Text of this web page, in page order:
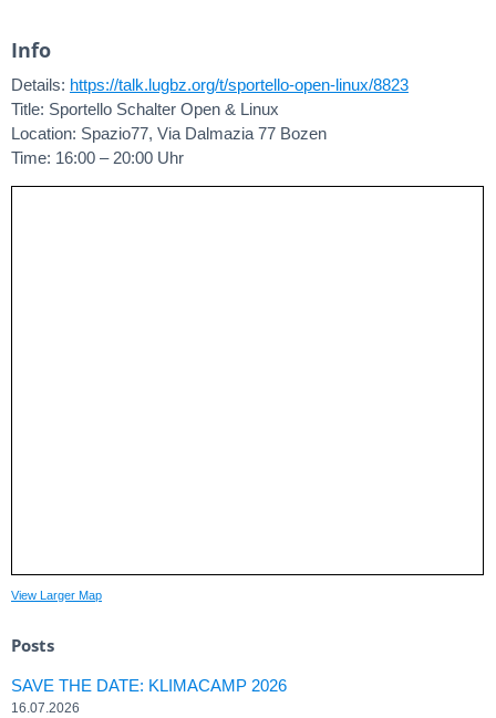
Info
Details: https://talk.lugbz.org/t/sportello-open-linux/8823
Title: Sportello Schalter Open & Linux
Location: Spazio77, Via Dalmazia 77 Bozen
Time: 16:00 – 20:00 Uhr
View Larger Map
Posts
SAVE THE DATE: KLIMACAMP 2026
16.07.2026